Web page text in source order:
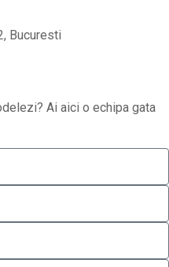
Bucuresti
Ai aici o echipa gata